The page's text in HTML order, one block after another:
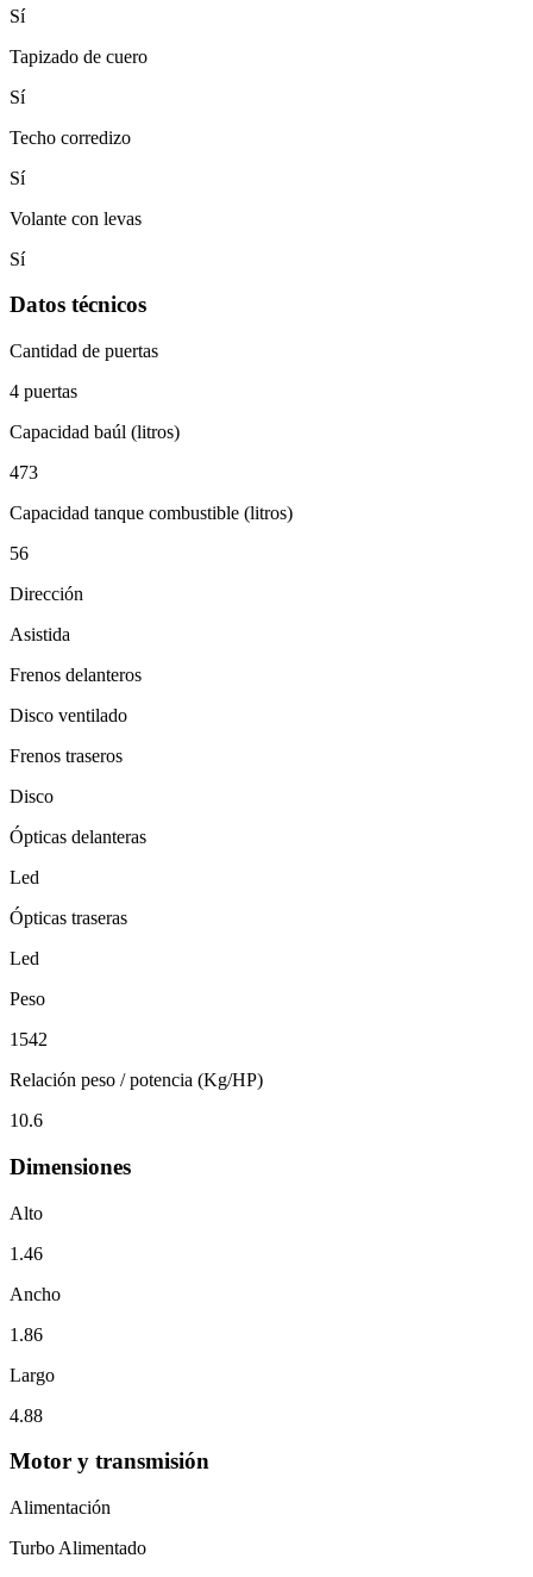
Sí
Tapizado de cuero
Sí
Techo corredizo
Sí
Volante con levas
Sí
Datos técnicos
Cantidad de puertas
4 puertas
Capacidad baúl (litros)
473
Capacidad tanque combustible (litros)
56
Dirección
Asistida
Frenos delanteros
Disco ventilado
Frenos traseros
Disco
Ópticas delanteras
Led
Ópticas traseras
Led
Peso
1542
Relación peso / potencia (Kg/HP)
10.6
Dimensiones
Alto
1.46
Ancho
1.86
Largo
4.88
Motor y transmisión
Alimentación
Turbo Alimentado